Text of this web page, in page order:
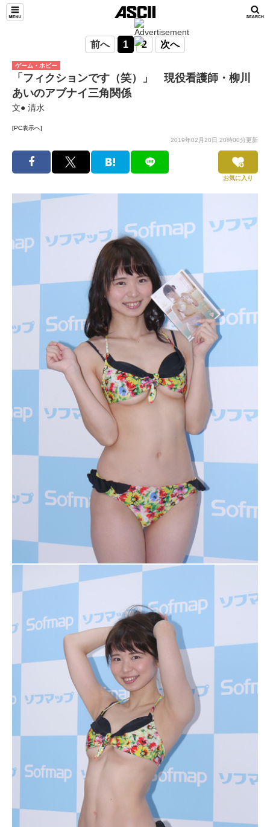
前へ 1 2 次へ
ゲーム・ホビー
「フィクションです（笑）」 現役看護師・柳川
あいのアブナイ三角関係
文● 清水
[PC表示へ]
2019年02月20日 20時00分更新
お気に入り